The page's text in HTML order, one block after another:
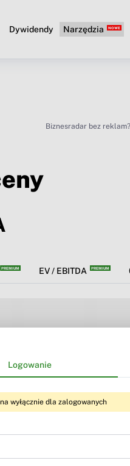
Dywidendy Narzędzia
Biznesradar bez reklam?
EV / EBITDA
BR Premium
Logowanie
wyłącznie dla zalogowanych